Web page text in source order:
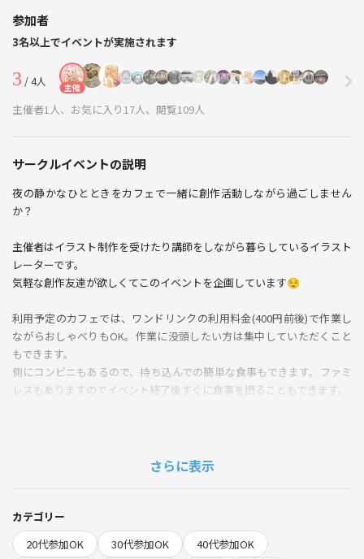
参加者
3名以上でイベントが実施されます
3 / 4人 主催
主催者1人、お気に入り17人、閲覧109人
サークルイベントの説明
夜の静かなひとときをカフェで一緒に創作活動しながら過ごしません
か？
主催者はイラスト制作を受けたり講師をしながら暮らしているイラスト
レーターです。
気軽な創作友達が欲しくてこのイベントを企画しています😌
利用予定のカフェでは、ワンドリンクの利用料金(400円前後)で作業し
ながらおしゃべりもOK。作業に没頭したい方は集中していただくこと
もできます。
側にコンビニもあるので、持ち込んでの簡単な食事もできます。ファミ
レスもありますのでイベント終了後すぐに食事を摂ることもできます。
(会の終了後、引き続き作業いただくことも可能)
【※遅れてのご参加や終了時間までにご帰宅も可能です。ご申請の際に
お知らせくださいませ。】
さらに表示
カテゴリー
20代参加OK
30代参加OK
40代参加OK